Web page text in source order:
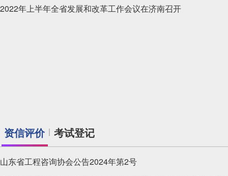
省政协十三届二次会议胜利闭幕
2022年上半年全省发展和改革工作会议在济南召开
资信评价 考试登记
山东省工程咨询协会公告2024年第2号
关于领取山东省2024年度咨询工程师（投资）职业资格证书的